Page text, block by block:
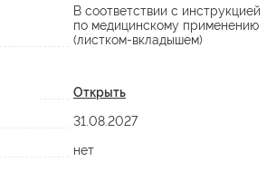
В соответствии с инструкцией
по медицинскому применению
(листком-вкладышем)
Открыть
31.08.2027
нет